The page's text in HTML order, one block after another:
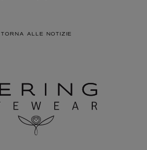
TORNA ALLE NOTIZIE